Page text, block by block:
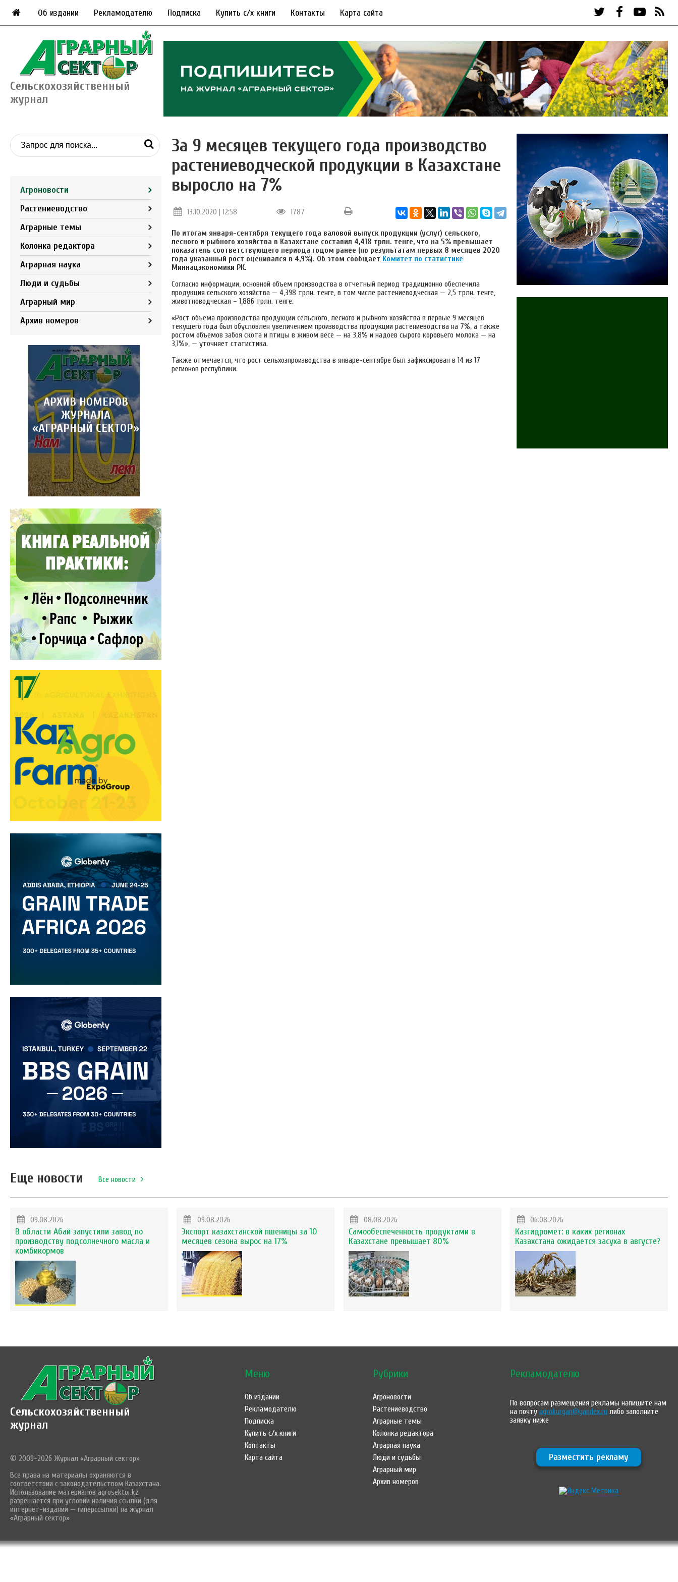
Об издании Рекламодателю Подписка Купить с/х книги Контакты Карта сайта
Сельскохозяйственный
журнал
Агроновости
Растениеводство
Аграрные темы
Колонка редактора
Аграрная наука
Люди и судьбы
Аграрный мир
Архив номеров
АРХИВ НОМЕРОВ
ЖУРНАЛА
«АГРАРНЫЙ СЕКТОР»
За 9 месяцев текущего года производство
растениеводческой продукции в Казахстане
выросло на 7%
13.10.2020 | 12:58 1787
По итогам января-сентября текущего года валовой выпуск продукции (услуг) сельского,
лесного и рыбного хозяйства в Казахстане составил 4,418 трлн. тенге, что на 5% превышает
показатель соответствующего периода годом ранее (по результатам первых 8 месяцев 2020
года указанный рост оценивался в 4,9%). Об этом сообщает Комитет по статистике
Миннацэкономики РК.
Согласно информации, основной объем производства в отчетный период традиционно обеспечила
продукция сельского хозяйства — 4,398 трлн. тенге, в том числе растениеводческая — 2,5 трлн. тенге,
животноводческая – 1,886 трлн. тенге.
«Рост объема производства продукции сельского, лесного и рыбного хозяйства в первые 9 месяцев
текущего года был обусловлен увеличением производства продукции растениеводства на 7%, а также
ростом объемов забоя скота и птицы в живом весе — на 3,8% и надоев сырого коровьего молока — на
3,1%», — уточняет статистика.
Также отмечается, что рост сельхозпроизводства в январе-сентябре был зафиксирован в 14 из 17
регионов республики.
Еще новости Все новости
09.08.2026
В области Абай запустили завод по
производству подсолнечного масла и
комбикормов
09.08.2026
Экспорт казахстанской пшеницы за 10
месяцев сезона вырос на 17%
08.08.2026
Самообеспеченность продуктами в
Казахстане превышает 80%
06.08.2026
Казгидромет: в каких регионах
Казахстана ожидается засуха в августе?
Сельскохозяйственный
журнал
© 2009-2026 Журнал «Аграрный сектор»
Все права на материалы охраняются в
соответствии с законодательством Казахстана.
Использование материалов agrosektor.kz
разрешается при условии наличия ссылки (для
интернет-изданий — гиперссылки) на журнал
«Аграрный сектор»
Меню
Об издании
Рекламодателю
Подписка
Купить с/х книги
Контакты
Карта сайта
Рубрики
Агроновости
Растениеводство
Аграрные темы
Колонка редактора
Аграрная наука
Люди и судьбы
Аграрный мир
Архив номеров
Рекламодателю
По вопросам размещения рекламы напишите нам
на почтуagrokurgan@yandex.ru либо заполните
заявку ниже
Разместить рекламу